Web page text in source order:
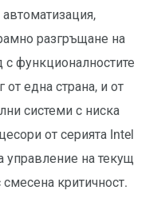
разгръщане на
с функционалностите
от една страна, и от
системи с ниска
от серията Intel
управление на текущ
критичност.